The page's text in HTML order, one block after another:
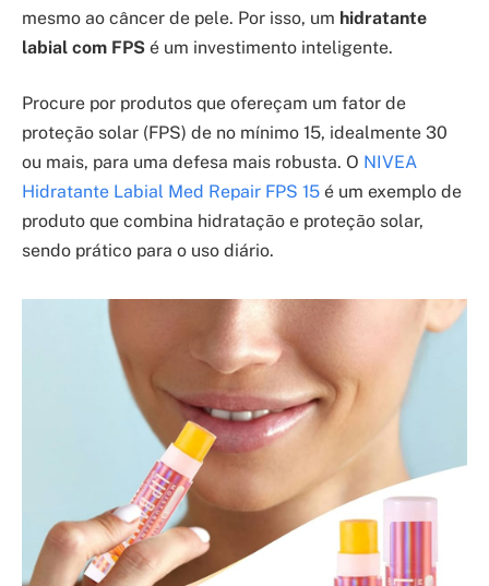
mesmo ao câncer de pele. Por isso, um hidratante
labial com FPS é um investimento inteligente.
Procure por produtos que ofereçam um fator de
proteção solar (FPS) de no mínimo 15, idealmente 30
ou mais, para uma defesa mais robusta. O NIVEA
Hidratante Labial Med Repair FPS 15 é um exemplo de
produto que combina hidratação e proteção solar,
sendo prático para o uso diário.